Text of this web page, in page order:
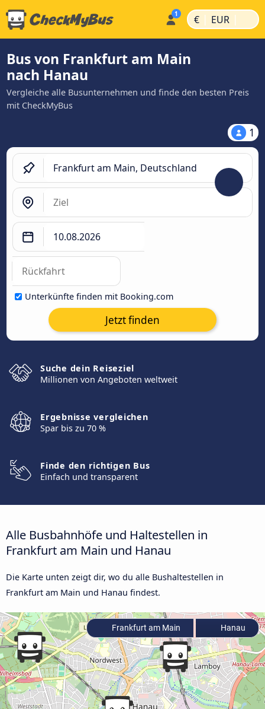
€ | EUR |
Bus von Frankfurt am Main
nach Hanau
Vergleiche alle Busunternehmen und finde den besten Preis
mit CheckMyBus
1
Unterkünfte finden mit Booking.com
Jetzt finden
Suche dein Reiseziel
Millionen von Angeboten weltweit
Ergebnisse vergleichen
Spar bis zu 70 %
Finde den richtigen Bus
Einfach und transparent
Alle Busbahnhöfe und Haltestellen in
Frankfurt am Main und Hanau
Die Karte unten zeigt dir, wo du alle Bushaltestellen in
Frankfurt am Main und Hanau findest.
Frankfurt am Main Hanau